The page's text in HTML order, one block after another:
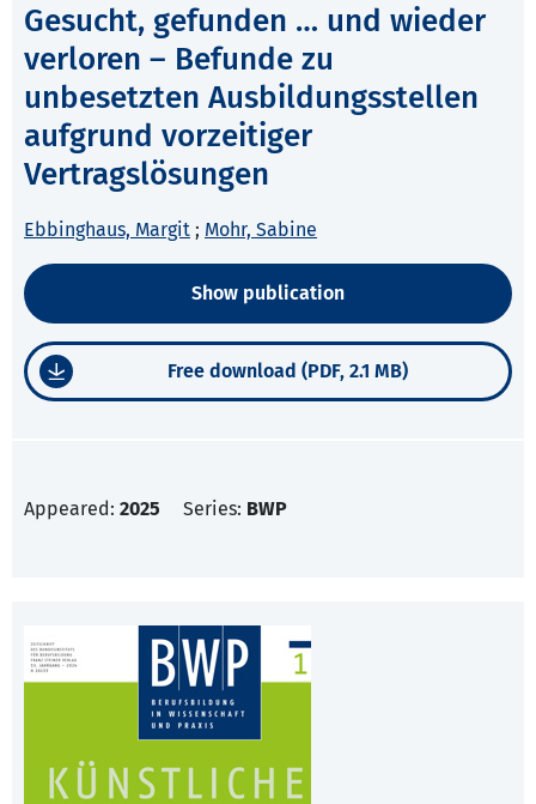
Gesucht, gefunden … und wieder
verloren – Befunde zu
unbesetzten Ausbildungsstellen
aufgrund vorzeitiger
Vertragslösungen
Ebbinghaus, Margit ; Mohr, Sabine
Show publication
Free download (PDF, 2.1 MB)
Appeared: 2025 Series: BWP